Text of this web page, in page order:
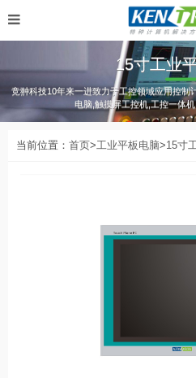
15寸工业
竞翀科技10年来一进致力于工控领域应用控制
电脑,触摸屏工控机,工控一体机
当前位置： 首页>工业平板电脑>15寸